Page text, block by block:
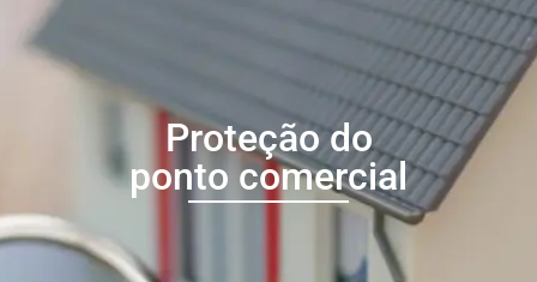
Proteção do
ponto comercial